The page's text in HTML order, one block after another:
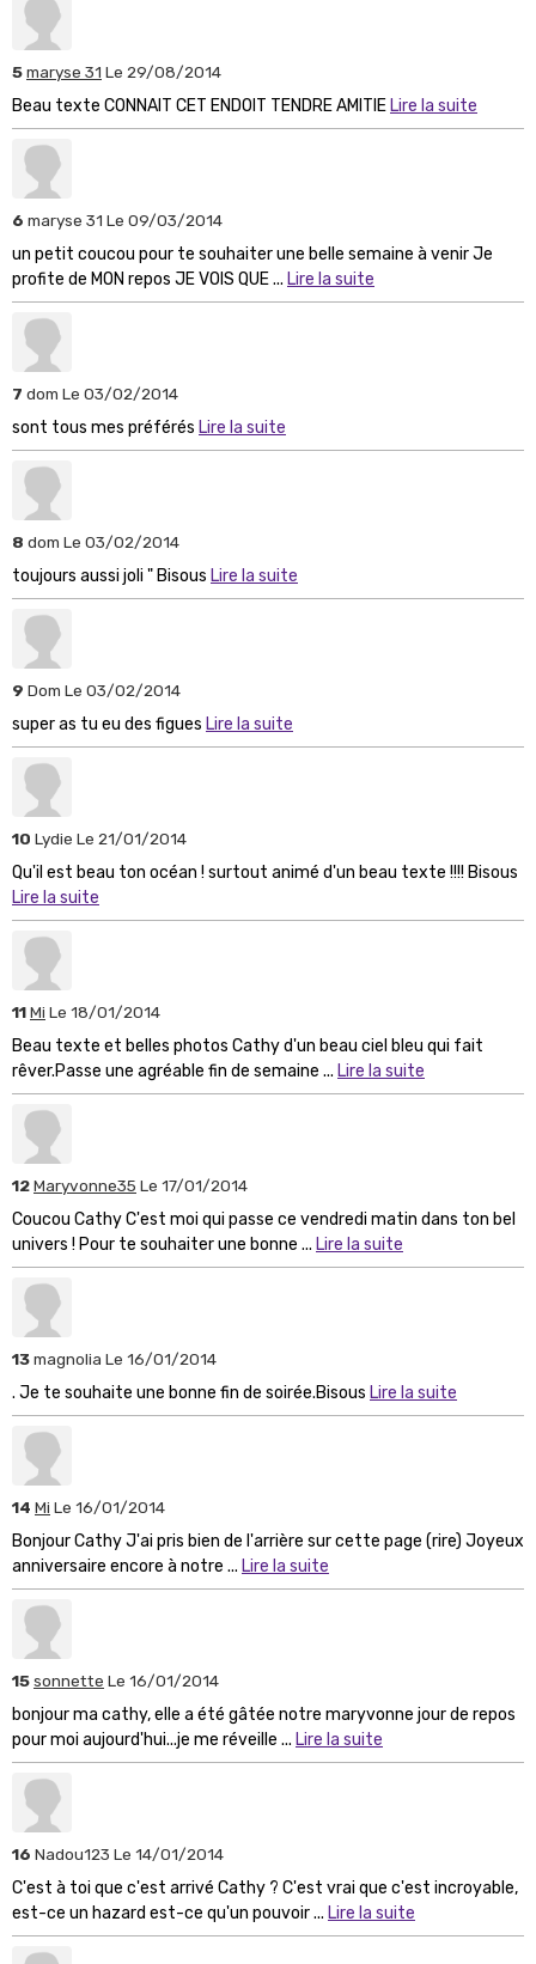
5maryse 31 Le 29/08/2014
Beau texte CONNAIT CET ENDOIT TENDRE AMITIE Lire la suite
6 maryse 31 Le 09/03/2014
un petit coucou pour te souhaiter une belle semaine à venir Je
profite de MON repos JE VOIS QUE ... Lire la suite
7 dom Le 03/02/2014
sont tous mes préférés Lire la suite
8 dom Le 03/02/2014
toujours aussi joli " Bisous Lire la suite
9 Dom Le 03/02/2014
super as tu eu des figues Lire la suite
10 Lydie Le 21/01/2014
Qu'il est beau ton océan ! surtout animé d'un beau texte !!!! Bisous
Lire la suite
11Mi Le 18/01/2014
Beau texte et belles photos Cathy d'un beau ciel bleu qui fait
rêver.Passe une agréable fin de semaine ... Lire la suite
12Maryvonne35 Le 17/01/2014
Coucou Cathy C'est moi qui passe ce vendredi matin dans ton bel
univers ! Pour te souhaiter une bonne ... Lire la suite
13magnolia Le 16/01/2014
. Je te souhaite une bonne fin de soirée.Bisous Lire la suite
14 Mi Le 16/01/2014
Bonjour Cathy J'ai pris bien de l'arrière sur cette page (rire) Joyeux
anniversaire encore à notre ... Lire la suite
15sonnette Le 16/01/2014
bonjour ma cathy, elle a été gâtée notre maryvonne jour de repos
pour moi aujourd'hui...je me réveille ... Lire la suite
16 Nadou123 Le 14/01/2014
C'est à toi que c'est arrivé Cathy ? C'est vrai que c'est incroyable,
est-ce un hazard est-ce qu'un pouvoir ... Lire la suite